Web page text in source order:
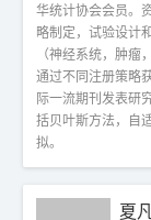
华统计协会会员。
略制定，试验设计
（神经系统，肿
通过不同注册策略
际一流期刊发表研
括贝叶斯方法，自
拟。
夏